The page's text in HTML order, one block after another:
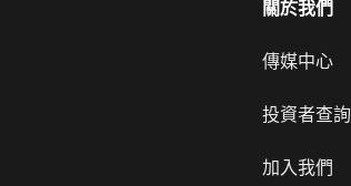
關於我們
傳媒中心
投資者查詢
加入我們